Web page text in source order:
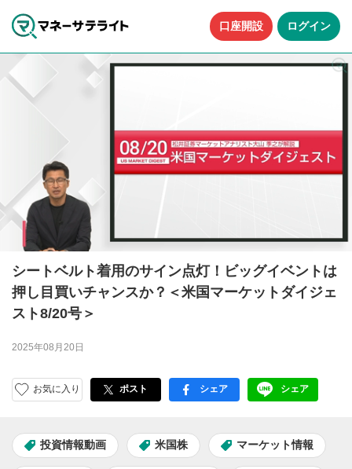
口座開設 ログイン
シートベルト着用のサイン点灯！ビッグイベントは
押し目買いチャンスか？＜米国マーケットダイジェ
スト8/20号＞
2025年08月20日
お気に入り ポスト facebook
シェア LINE
シェア
投資情報動画 米国株 マーケット情報